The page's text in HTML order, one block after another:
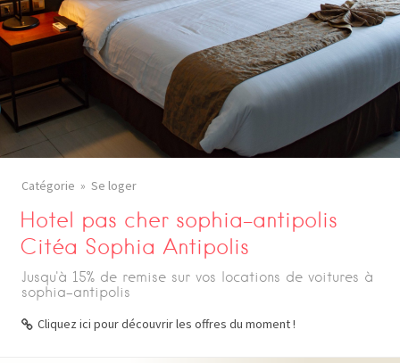
Catégorie Se loger
Hotel pas cher sophia-antipolis
Citéa Sophia Antipolis
Jusqu'à 15% de remise sur vos locations de voitures à
sophia-antipolis
Cliquez ici pour découvrir les offres du moment !